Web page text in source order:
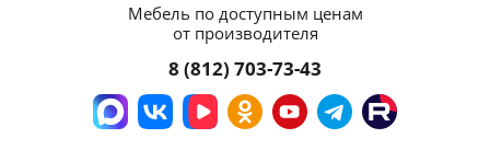
Мебель по доступным ценам
от производителя
8 (812) 703-73-43